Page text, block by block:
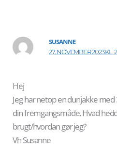
SUSANNE
27. NOVEMBER 2023 KL.
Hej
Jeg har netop en dunjakke
din fremgangsmåde. Hvad
brugt/hvordan gør jeg?
Vh Susanne